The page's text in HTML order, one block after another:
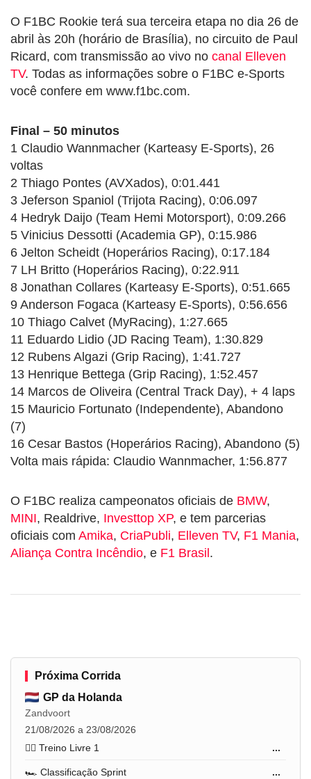
O F1BC Rookie terá sua terceira etapa no dia 26 de
abril às 20h (horário de Brasília), no circuito de Paul
Ricard, com transmissão ao vivo no canal Elleven
TV. Todas as informações sobre o F1BC e-Sports
você confere em www.f1bc.com.
Final – 50 minutos
1 Claudio Wannmacher (Karteasy E-Sports), 26
voltas
2 Thiago Pontes (AVXados), 0:01.441
3 Jeferson Spaniol (Trijota Racing), 0:06.097
4 Hedryk Daijo (Team Hemi Motorsport), 0:09.266
5 Vinicius Dessotti (Academia GP), 0:15.986
6 Jelton Scheidt (Hoperários Racing), 0:17.184
7 LH Britto (Hoperários Racing), 0:22.911
8 Jonathan Collares (Karteasy E-Sports), 0:51.665
9 Anderson Fogaca (Karteasy E-Sports), 0:56.656
10 Thiago Calvet (MyRacing), 1:27.665
11 Eduardo Lidio (JD Racing Team), 1:30.829
12 Rubens Algazi (Grip Racing), 1:41.727
13 Henrique Bettega (Grip Racing), 1:52.457
14 Marcos de Oliveira (Central Track Day), + 4 laps
15 Mauricio Fortunato (Independente), Abandono
(7)
16 Cesar Bastos (Hoperários Racing), Abandono (5)
Volta mais rápida: Claudio Wannmacher, 1:56.877
O F1BC realiza campeonatos oficiais de BMW,
MINI, Realdrive, Investtop XP, e tem parcerias
oficiais com Amika, CriaPubli, Elleven TV, F1 Mania,
Aliança Contra Incêndio, e F1 Brasil.
Próxima Corrida
GP da Holanda
Zandvoort
21/08/2026 a 23/08/2026
🏋️‍♂️ Treino Livre 1
...
🏎️ Classificação Sprint ...